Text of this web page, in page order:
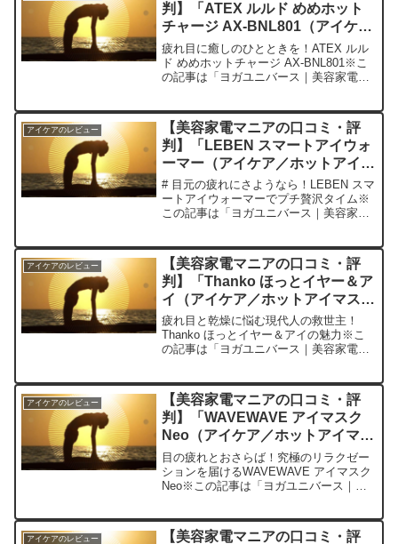
判】「ATEX ルルド めめホット
チャージ AX-BNL801（アイケア
／ホットアイマスク）」を実際に
使ってみた正直感想
疲れ目に癒しのひとときを！ATEX ルル
ド めめホットチャージ AX-BNL801※こ
の記事は「ヨガユニバース｜美容家電マ
編集部が紹介したいのが「ATEX ルルド
めめ...
アイケアのレビュー
【美容家電マニアの口コミ・評
判】「LEBEN スマートアイウォ
ーマー（アイケア／ホットアイマ
スク）」を実際に使ってみた正直
感想
# 目元の疲れにさようなら！LEBEN スマ
ートアイウォーマーでプチ贅沢タイム※
この記事は「ヨガユニバース｜美容家電
日、編集部が紹介したいのが「LEBEN
スマートアイウ...
アイケアのレビュー
【美容家電マニアの口コミ・評
判】「Thanko ほっとイヤー＆ア
イ（アイケア／ホットアイマス
ク）」を実際に使ってみた正直感
想
疲れ目と乾燥に悩む現代人の救世主！
Thanko ほっとイヤー＆アイの魅力※こ
の記事は「ヨガユニバース｜美容家電マ
編集部が紹介したいのが「Thanko ほっ
とイヤー＆アイ...
アイケアのレビュー
【美容家電マニアの口コミ・評
判】「WAVEWAVE アイマスク
Neo（アイケア／ホットアイマス
ク）」を実際に使ってみた正直感
想
目の疲れとおさらば！究極のリラクゼー
ションを届けるWAVEWAVE アイマスク
Neo※この記事は「ヨガユニバース｜美
ミ今日、編集部が紹介したいのが
アイケアのレビュー
【美容家電マニアの口コミ・評